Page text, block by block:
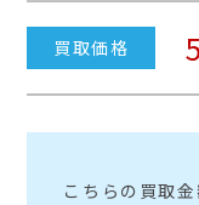
買取価格
こちらの買取